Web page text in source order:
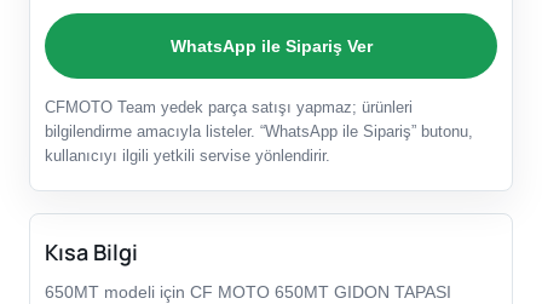
WhatsApp ile Sipariş Ver
CFMOTO Team yedek parça satışı yapmaz; ürünleri
bilgilendirme amacıyla listeler. “WhatsApp ile Sipariş” butonu,
kullanıcıyı ilgili yetkili servise yönlendirir.
Kısa Bilgi
650MT modeli için CF MOTO 650MT GIDON TAPASI